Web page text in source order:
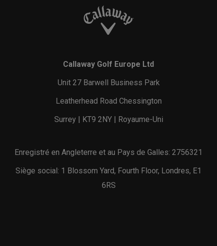
Callaway Golf Europe Ltd
Unit 27 Barwell Business Park
Leatherhead Road Chessington
Surrey | KT9 2NY | Royaume-Uni
Enregistré en Angleterre et au Pays de Galles: 2756321
Siège social: 1 Blossom Yard, Fourth Floor, Londres, E1
6RS